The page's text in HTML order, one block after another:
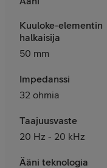
Kuuloke-elementin
halkaisija
50 mm
Impedanssi
32 ohmia
Taajuusvaste
20 Hz - 20 kHz
Ääni teknologia